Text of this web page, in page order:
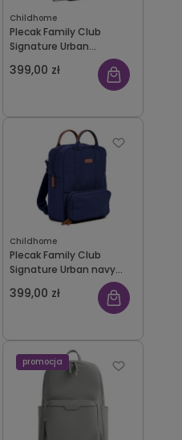
Childhome
Plecak Family Club
Signature Urban
burgundy Childhome
399,00 zł
Childhome
Plecak Family Club
Signature Urban navy
399,00 zł
promocja